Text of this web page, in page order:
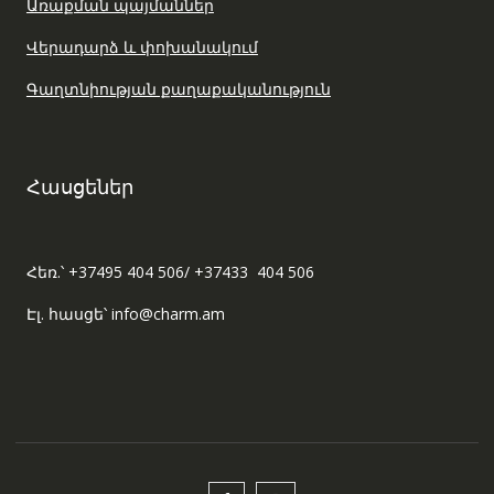
Առաքման պայմաններ
Վերադարձ և փոխանակում
Գաղտնիության քաղաքականություն
Հասցեներ
Հեռ.՝ +37495 404 506/ +37433 404 506
Էլ. հասցե՝ info@charm.am